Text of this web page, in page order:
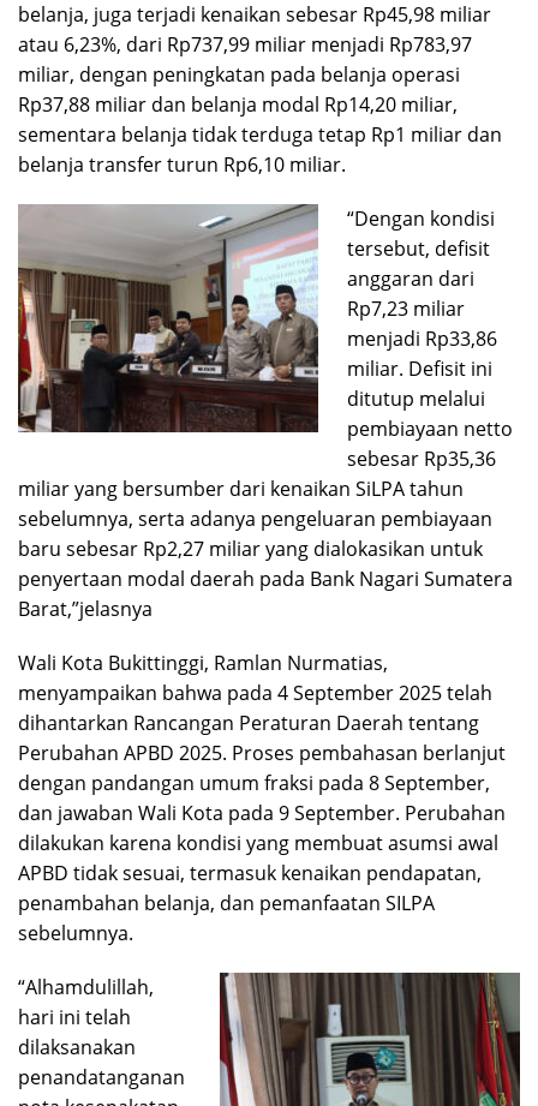
belanja, juga terjadi kenaikan sebesar Rp45,98 miliar
atau 6,23%, dari Rp737,99 miliar menjadi Rp783,97
miliar, dengan peningkatan pada belanja operasi
Rp37,88 miliar dan belanja modal Rp14,20 miliar,
sementara belanja tidak terduga tetap Rp1 miliar dan
belanja transfer turun Rp6,10 miliar.
“Dengan kondisi
tersebut, defisit
anggaran dari
Rp7,23 miliar
menjadi Rp33,86
miliar. Defisit ini
ditutup melalui
pembiayaan netto
sebesar Rp35,36
miliar yang bersumber dari kenaikan SiLPA tahun
sebelumnya, serta adanya pengeluaran pembiayaan
baru sebesar Rp2,27 miliar yang dialokasikan untuk
penyertaan modal daerah pada Bank Nagari Sumatera
Barat,”jelasnya
Wali Kota Bukittinggi, Ramlan Nurmatias,
menyampaikan bahwa pada 4 September 2025 telah
dihantarkan Rancangan Peraturan Daerah tentang
Perubahan APBD 2025. Proses pembahasan berlanjut
dengan pandangan umum fraksi pada 8 September,
dan jawaban Wali Kota pada 9 September. Perubahan
dilakukan karena kondisi yang membuat asumsi awal
APBD tidak sesuai, termasuk kenaikan pendapatan,
penambahan belanja, dan pemanfaatan SILPA
sebelumnya.
“Alhamdulillah,
hari ini telah
dilaksanakan
penandatanganan